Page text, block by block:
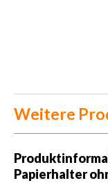
Weitere
Papierhalter